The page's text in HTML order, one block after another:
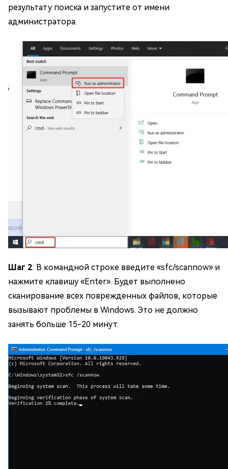
результату поиска и запустите от имени
администратора.
Шаг 2: В командной строке введите «sfc/scannow» и
нажмите клавишу «Enter». Будет выполнено
сканирование всех поврежденных файлов, которые
вызывают проблемы в Windows. Это не должно
занять больше 15-20 минут.